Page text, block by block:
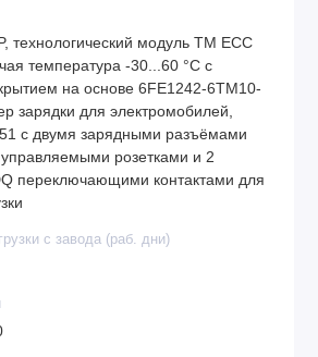
технологический модуль TM ECC
температура -30...60 °C с
на основе 6FE1242-6TM10-
зарядки для электромобилей,
с двумя зарядными разъёмами
розетками и 2
переключающими контактами для
с завода (раб. дни)